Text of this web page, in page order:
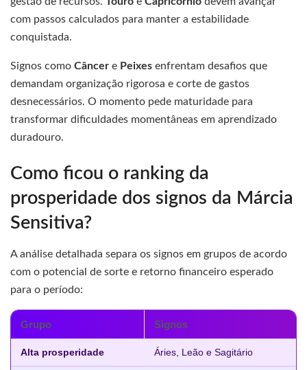
com passos calculados para manter a estabilidade
conquistada.
Signos como Câncer e Peixes enfrentam desafios que
demandam organização rigorosa e corte de gastos
desnecessários. O momento pede maturidade para
transformar dificuldades momentâneas em aprendizado
duradouro.
Como ficou o ranking da
prosperidade dos signos da Márcia
Sensitiva?
A análise detalhada separa os signos em grupos de acordo
com o potencial de sorte e retorno financeiro esperado
para o período:
Grupo Signos
Alta prosperidade Áries, Leão e Sagitário